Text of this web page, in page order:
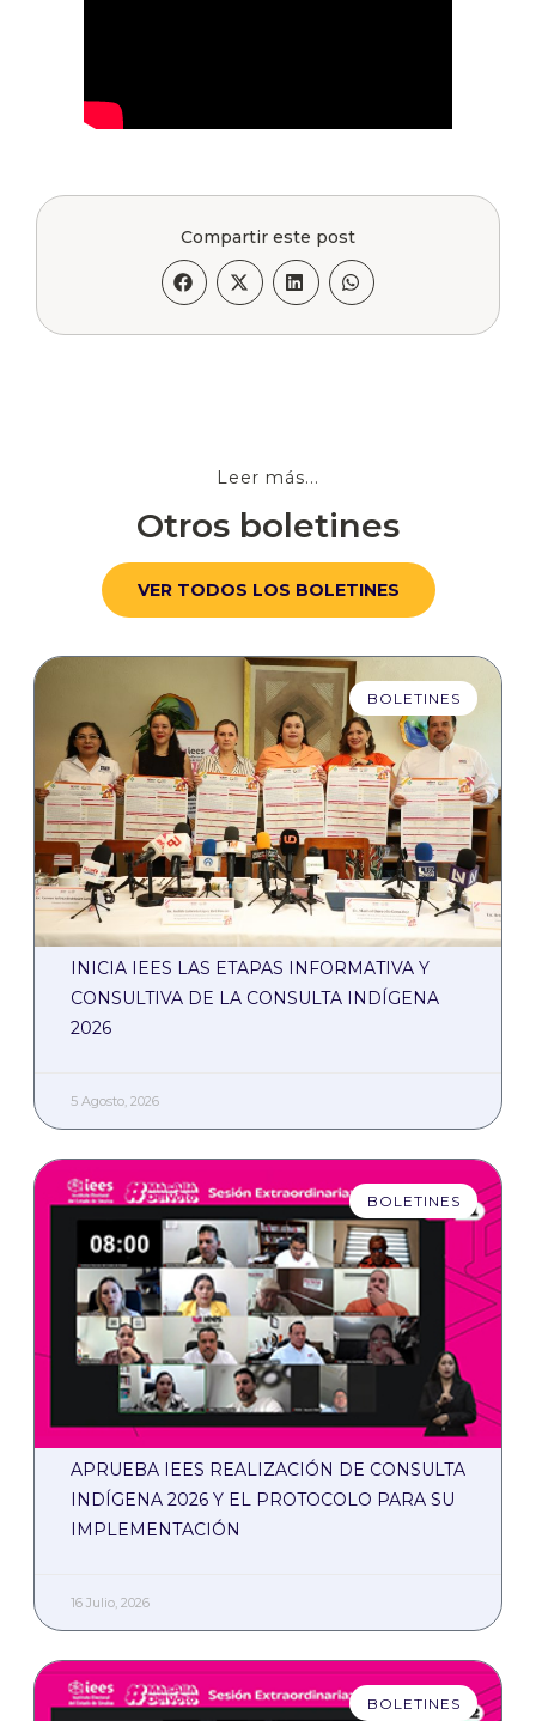
Compartir este post
Leer más...
Otros boletines
VER TODOS LOS BOLETINES
BOLETINES
INICIA IEES LAS ETAPAS INFORMATIVA Y
CONSULTIVA DE LA CONSULTA INDÍGENA
2026
5 Agosto, 2026
BOLETINES
APRUEBA IEES REALIZACIÓN DE CONSULTA
INDÍGENA 2026 Y EL PROTOCOLO PARA SU
IMPLEMENTACIÓN
16 Julio, 2026
BOLETINES